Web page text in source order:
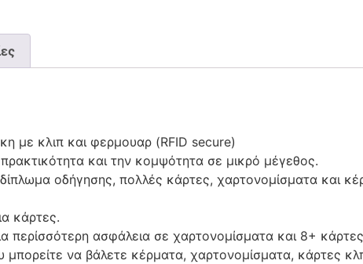
με κλιπ και φερμουαρ (RFID secure)
πρακτικότητα και την κομψότητα σε μικρό μέγεθος.
οδήγησης, πολλές κάρτες, χαρτονομίσματα και
κάρτες.
περίσσότερη ασφάλεια σε χαρτονομίσματα και 8+
να βάλετε κέρματα, χαρτονομίσματα, κάρτες